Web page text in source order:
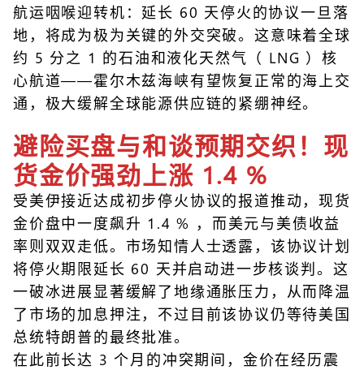
航运咽喉迎转机：延长 60 天停火的协议一旦落
地，将成为极为关键的外交突破。这意味着全球
约 5 分之 1 的石油和液化天然气（ LNG ）核
心航道——霍尔木兹海峡有望恢复正常的海上交
通，极大缓解全球能源供应链的紧绷神经。
避险买盘与和谈预期交织！现
货金价强劲上涨 1.4 %
受美伊接近达成初步停火协议的报道推动，现货
金价盘中一度飙升 1.4 % ，而美元与美债收益
率则双双走低。市场知情人士透露，该协议计划
将停火期限延长 60 天并启动进一步核谈判。这
一破冰进展显著缓解了地缘通胀压力，从而降温
了市场的加息押注，不过目前该协议仍等待美国
总统特朗普的最终批准。
在此前长达 3 个月的冲突期间，金价在经历震